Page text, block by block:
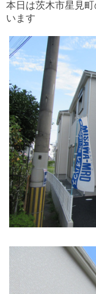
本日は茨木市星見
います